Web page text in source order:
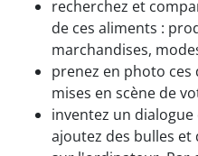
recherchez et
de ces aliments :
marchandises,
prenez en photo ces
mises en scène de
inventez un
ajoutez des bulles et